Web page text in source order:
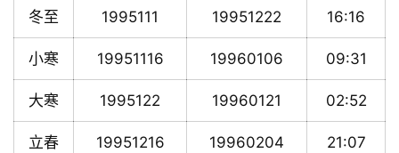
冬至 1995111 19951222 16:16
小寒 19951116 19960106 09:31
大寒 1995122 19960121 02:52
立春 19951216 19960204 21:07